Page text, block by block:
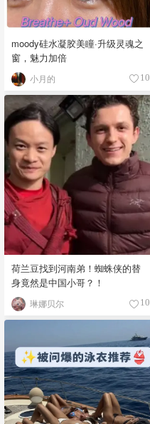
moody硅水凝胶美瞳·升级灵魂之
窗，魅力加倍
小月的 10
荷兰豆找到河南弟！蜘蛛侠的替
身竟然是中国小哥？！
琳娜贝尔 10